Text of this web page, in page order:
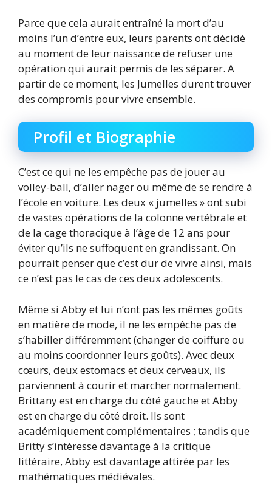
Parce que cela aurait entraîné la mort d’au
moins l’un d’entre eux, leurs parents ont décidé
au moment de leur naissance de refuser une
opération qui aurait permis de les séparer. A
partir de ce moment, les Jumelles durent trouver
des compromis pour vivre ensemble.
Profil et Biographie
C’est ce qui ne les empêche pas de jouer au
volley-ball, d’aller nager ou même de se rendre à
l’école en voiture. Les deux « jumelles » ont subi
de vastes opérations de la colonne vertébrale et
de la cage thoracique à l’âge de 12 ans pour
éviter qu’ils ne suffoquent en grandissant. On
pourrait penser que c’est dur de vivre ainsi, mais
ce n’est pas le cas de ces deux adolescents.
Même si Abby et lui n’ont pas les mêmes goûts
en matière de mode, il ne les empêche pas de
s’habiller différemment (changer de coiffure ou
au moins coordonner leurs goûts). Avec deux
cœurs, deux estomacs et deux cerveaux, ils
parviennent à courir et marcher normalement.
Brittany est en charge du côté gauche et Abby
est en charge du côté droit. Ils sont
académiquement complémentaires ; tandis que
Britty s’intéresse davantage à la critique
littéraire, Abby est davantage attirée par les
mathématiques médiévales.